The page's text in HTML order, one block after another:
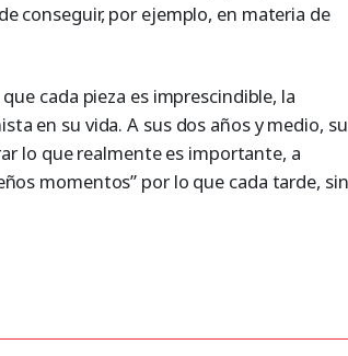
conseguir, por ejemplo, en materia de
cada pieza es imprescindible, la
en su vida. A sus dos años y medio, su
lo que realmente es importante, a
momentos” por lo que cada tarde, sin